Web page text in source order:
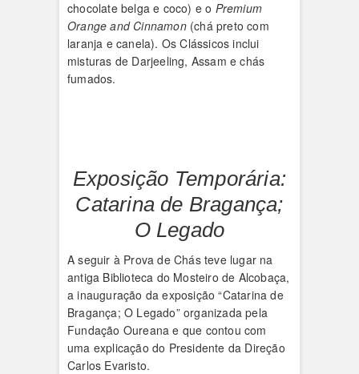
chocolate belga e coco) e o Premium
Orange and Cinnamon(chá preto com
laranja e canela). Os Clássicos inclui
misturas de Darjeeling, Assam e chás
fumados.
Exposição Temporária:
Catarina de Bragança;
O Legado
A seguir à Prova de Chás teve lugar na
antiga Biblioteca do Mosteiro de Alcobaça,
a inauguração da exposição “Catarina de
Bragança; O Legado” organizada pela
Fundação Oureana e que contou com
uma explicação do Presidente da Direção
Carlos Evaristo.